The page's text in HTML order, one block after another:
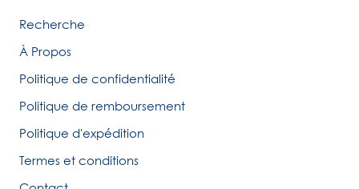
Recherche
À Propos
Politique de confidentialité
Politique de remboursement
Politique d'expédition
Termes et conditions